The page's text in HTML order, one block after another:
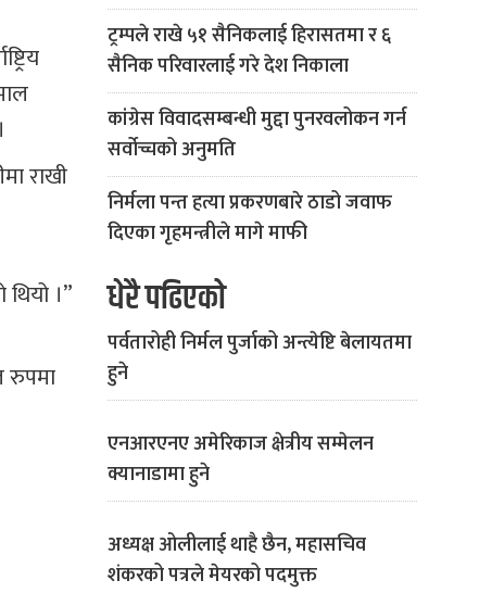
राखी
।”
रुपमा
ट्रम्पले राखे ५१ सैनिकलाई हिरासतमा र ६
सैनिक परिवारलाई गरे देश निकाला
कांग्रेस विवादसम्बन्धी मुद्दा पुनरवलोकन गर्न
सर्वोच्चको अनुमति
निर्मला पन्त हत्या प्रकरणबारे ठाडो जवाफ
दिएका गृहमन्त्रीले मागे माफी
धेरै पढिएको
पर्वतारोही निर्मल पुर्जाको अन्त्येष्टि बेलायतमा
हुने
एनआरएनए अमेरिकाज क्षेत्रीय सम्मेलन
क्यानाडामा हुने
अध्यक्ष ओलीलाई थाहै छैन, महासचिव
शंकरको पत्रले मेयरको पदमुक्त